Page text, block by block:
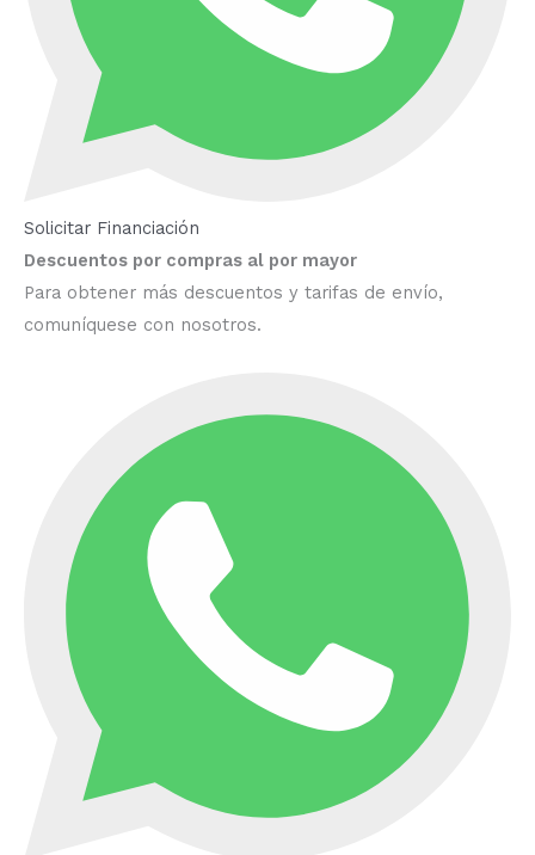
Solicitar Financiación
Descuentos por compras al por mayor
Para obtener más descuentos y tarifas de envío,
comuníquese con nosotros.